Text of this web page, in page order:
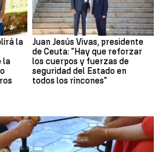
la
la
Juan Jesús Vivas, presidente
de Ceuta: "Hay que reforzar
los cuerpos y fuerzas de
seguridad del Estado en
todos los rincones"